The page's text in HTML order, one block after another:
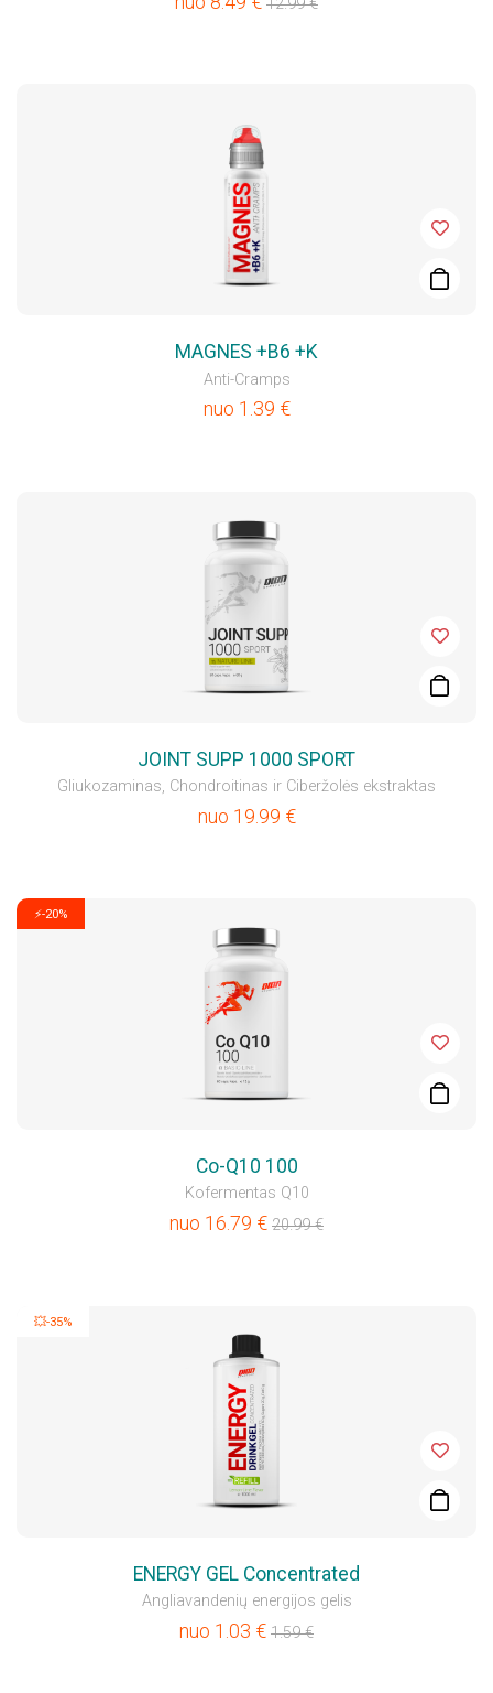
12.99€
MAGNES +B6 +K
Anti-Cramps
nuo 1.39 €
JOINT SUPP 1000 SPORT
Gliukozaminas, Сhondroitinas ir Ciberžolės ekstraktas
nuo 19.99 €
⚡-20%
Co-Q10 100
Kofermentas Q10
nuo 16.79 € 20.99€
💥-35%
ENERGY GEL Concentrated
Angliavandenių energijos gelis
nuo 1.03 € 1.59€